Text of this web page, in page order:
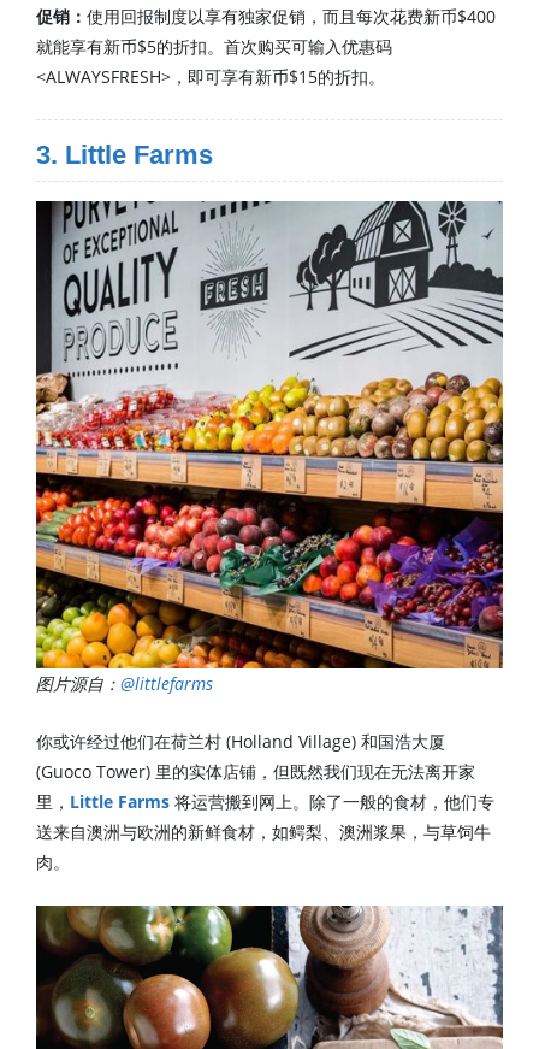
促销： 使用回报制度以享有独家促销，而且每次花费新币$400
就能享有新币$5的折扣。首次购买可输入优惠码
<ALWAYSFRESH>，即可享有新币$15的折扣。
3. Little Farms
图片源自： @littlefarms
你或许经过他们在荷兰村 (Holland Village) 和国浩大厦
(Guoco Tower) 里的实体店铺，但既然我们现在无法离开家
里， Little Farms 将运营搬到网上。除了一般的食材，他们专
送来自澳洲与欧洲的新鲜食材，如鳄梨、澳洲浆果，与草饲牛
肉。